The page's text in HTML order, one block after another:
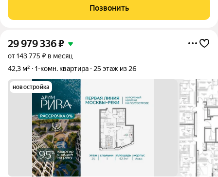
"Нагатинский Затон". Представьте: каждое утро вас будет
будить мягкое солнце,
Позвонить
29 979 336₽
от 143 775 ₽ в месяц
42,3 м²
1-комн. квартира 25 этаж из 26
новостройка